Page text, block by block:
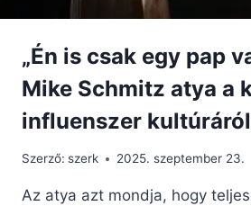
„Én is csak egy pap
Mike Schmitz atya a
influenszer kultúráról
Szerző: szerk 2025. szeptember 23.
Az atya azt mondja, hogy